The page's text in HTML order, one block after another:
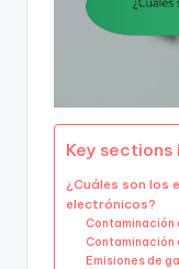
Key
¿Cuáles son los
electrónicos?
Contaminación
Contaminación
Emisiones de